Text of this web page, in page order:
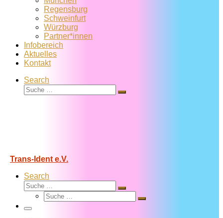
Regensburg
Schweinfurt
Würzburg
Partner*innen
Infobereich
Aktuelles
Kontakt
Search
Suche
Suche
Trans-Ident e.V.
Search
Suche
Suche
Suche
Suche
Menü